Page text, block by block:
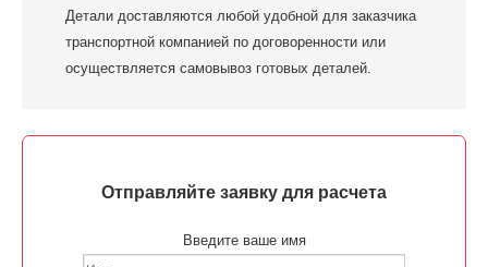
Детали доставляются любой удобной для заказчика
транспортной компанией по договоренности или
осуществляется самовывоз готовых деталей.
Отправляйте заявку для расчета
Введите ваше имя